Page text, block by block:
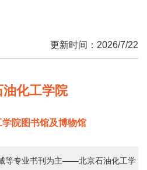
更新时间：2026/7/22
油化工学院
院图书馆及博物馆
等专业书刊为主——北京石油化工学